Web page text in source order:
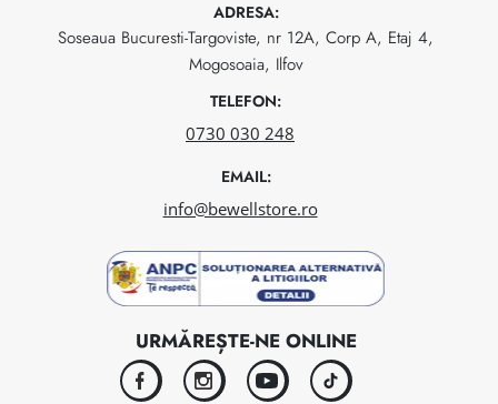
ADRESA:
Soseaua Bucuresti-Targoviste, nr 12A, Corp A, Etaj 4,
Mogosoaia, Ilfov
TELEFON:
0730 030 248
EMAIL:
info@bewellstore.ro
URMĂREȘTE-NE ONLINE
facebookinstagramyoutubetiktok